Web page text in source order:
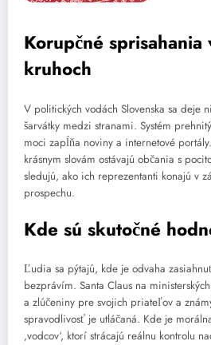
Korupčné sprisahania
kruhoch
V politických vodách Slovenska sa deje
šarvátky medzi stranami. Systém
moci zapĺňa noviny a internetové
krásnym slovám ostávajú občania s
sledujú, ako ich reprezentanti konajú v
prospechu.
Kde sú skutočné
Ľudia sa pýtajú, kde je odvaha
bezprávím. Santa Claus na
a zlúčeniny pre svojich priateľov a
spravodlivosť je utláčaná. Kde je
‚vodcov‘, ktorí strácajú reálnu kontrolu